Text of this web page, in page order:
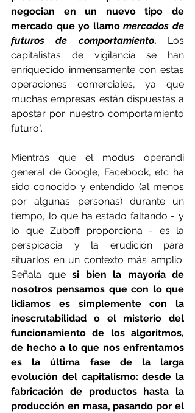
negocian en un nuevo tipo de
mercado que yo llamo mercados de
futuros de comportamiento. Los
capitalistas de vigilancia se han
enriquecido inmensamente con estas
operaciones comerciales, ya que
muchas empresas están dispuestas a
apostar por nuestro comportamiento
futuro".
Mientras que el modus operandi
general de Google, Facebook, etc ha
sido conocido y entendido (al menos
por algunas personas) durante un
tiempo, lo que ha estado faltando - y
lo que Zuboff proporciona - es la
perspicacia y la erudición para
situarlos en un contexto más amplio.
Señala que si bien la mayoría de
nosotros pensamos que con lo que
lidiamos es simplemente con la
inescrutabilidad o el misterio del
funcionamiento de los algoritmos,
de hecho a lo que nos enfrentamos
es la última fase de la larga
evolución del capitalismo: desde la
fabricación de productos hasta la
producción en masa, pasando por el